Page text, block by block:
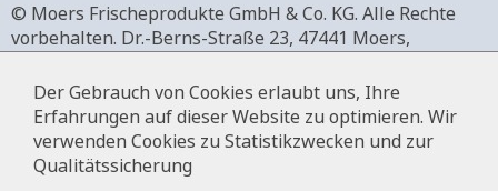
© Moers Frischeprodukte GmbH & Co. KG. Alle Rechte
vorbehalten. Dr.-Berns-Straße 23, 47441 Moers,
+49 2841 911-0,www.moers-frischeprodukte.de
Der Gebrauch von Cookies erlaubt uns, Ihre
Erfahrungen auf dieser Website zu optimieren. Wir
verwenden Cookies zu Statistikzwecken und zur
Qualitätssicherung